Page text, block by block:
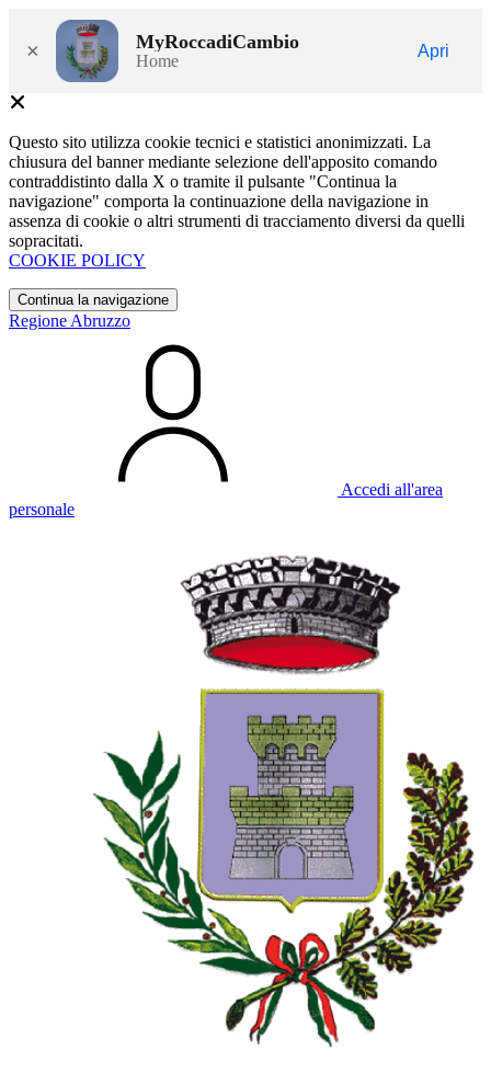
× MyRoccadiCambio
Home
Apri
Questo sito utilizza cookie tecnici e statistici anonimizzati. La
chiusura del banner mediante selezione dell'apposito comando
contraddistinto dalla X o tramite il pulsante "Continua la
navigazione" comporta la continuazione della navigazione in
assenza di cookie o altri strumenti di tracciamento diversi da quelli
sopracitati.
COOKIE POLICY
Continua la navigazione
Regione Abruzzo
Accedi all'area
personale